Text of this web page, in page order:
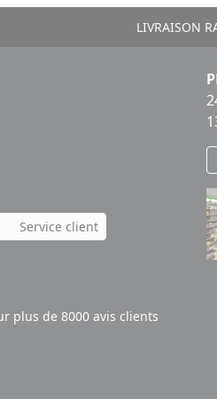
LIVRAISON
Service client
plus de 8000 avis clients